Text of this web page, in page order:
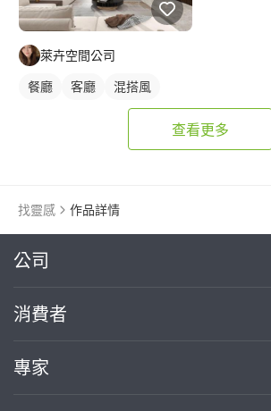
萊卉空間公司
餐廳 客廳 混搭風
查看更多
找靈感 作品詳情
公司
關於我們
部落格
消費者
買服務
專家
繼續完成